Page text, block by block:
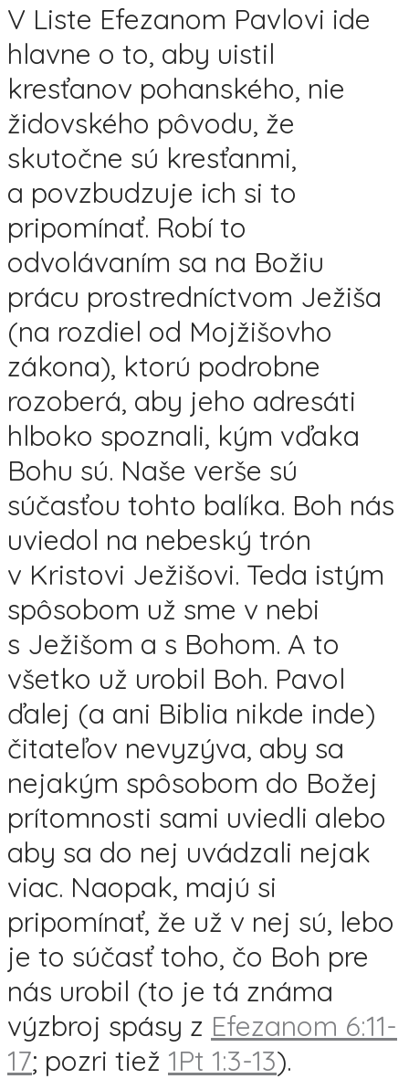
V Liste Efezanom Pavlovi ide
hlavne o to, aby uistil
kresťanov pohanského, nie
židovského pôvodu, že
skutočne sú kresťanmi,
a povzbudzuje ich si to
pripomínať. Robí to
odvolávaním sa na Božiu
prácu prostredníctvom Ježiša
(na rozdiel od Mojžišovho
zákona), ktorú podrobne
rozoberá, aby jeho adresáti
hlboko spoznali, kým vďaka
Bohu sú. Naše verše sú
súčasťou tohto balíka. Boh nás
uviedol na nebeský trón
v Kristovi Ježišovi. Teda istým
spôsobom už sme v nebi
s Ježišom a s Bohom. A to
všetko už urobil Boh. Pavol
ďalej (a ani Biblia nikde inde)
čitateľov nevyzýva, aby sa
nejakým spôsobom do Božej
prítomnosti sami uviedli alebo
aby sa do nej uvádzali nejak
viac. Naopak, majú si
pripomínať, že už v nej sú, lebo
je to súčasť toho, čo Boh pre
nás urobil (to je tá známa
výzbroj spásy z Efezanom 6:11-
17; pozri tiež 1Pt 1:3-13).